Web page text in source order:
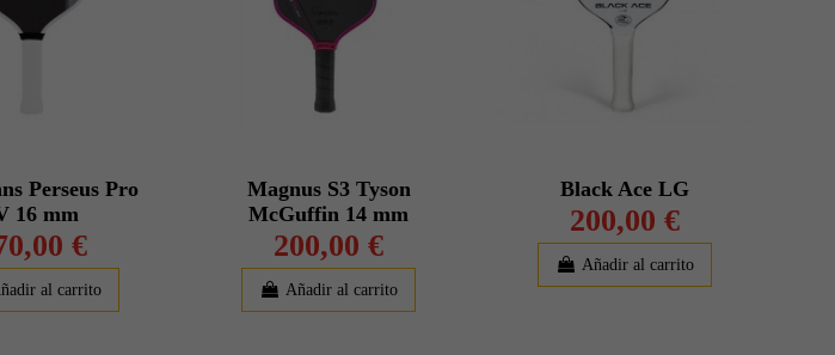
Perseus Pro
16 mm
€
al carrito
Magnus S3 Tyson
McGuffin 14 mm
200,00 €
Añadir al carrito
Black Ace LG
200,00 €
Añadir al carrito